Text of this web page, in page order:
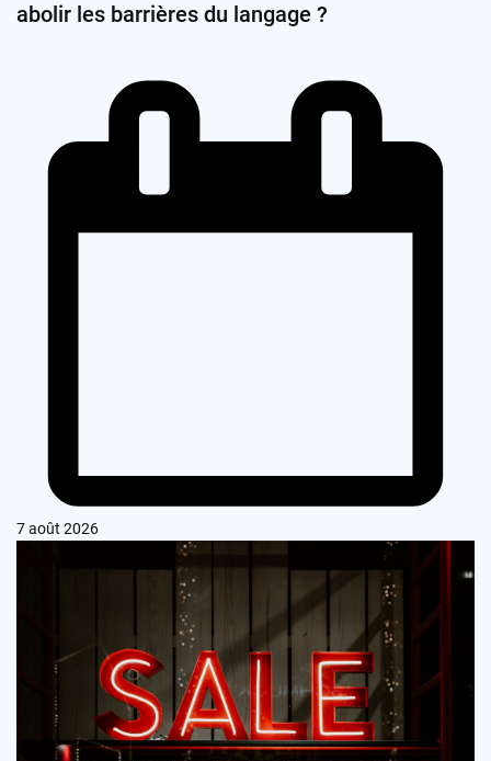
abolir les barrières du langage ?
7 août 2026